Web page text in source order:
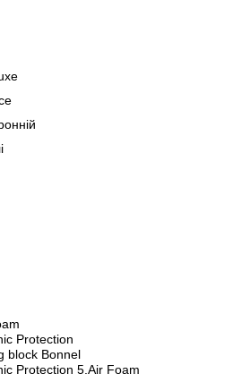
Protection
block Bonnel
Protection 5.Air Foam